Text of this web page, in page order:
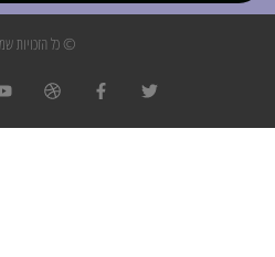
© כל הזכויות